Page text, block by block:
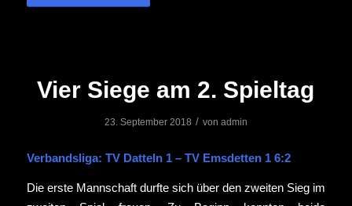
Vier Siege am 2. Spieltag
23. September 2018 / von admin
Verbandsliga: TV Datteln 1 – TV Emsdetten 1 6:2
Die erste Mannschaft durfte sich über den zweiten Sieg im